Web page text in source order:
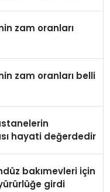
zam oranları
zam oranları belli
hayati değerdedir
bakımevleri için
girdi